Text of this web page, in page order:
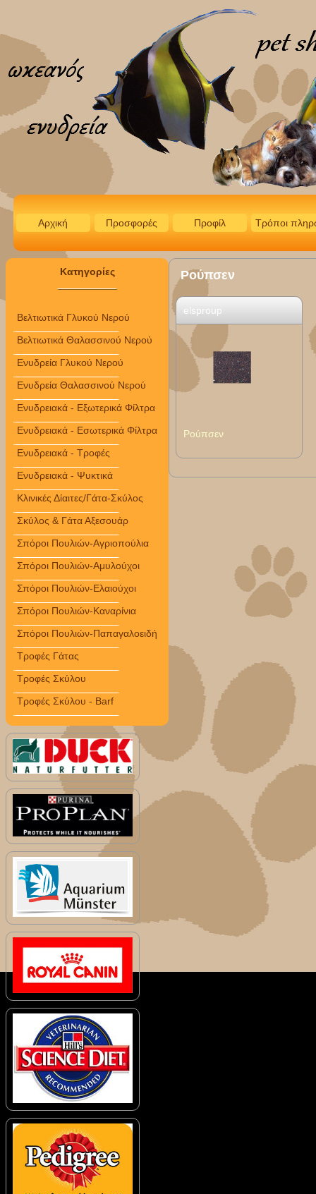
Αρχική Προσφορές Προφίλ Τρόποι
Κατηγορίες
Βελτιωτικά Γλυκού Νερού
Βελτιωτικά Θαλασσινού Νερού
Ενυδρεία Γλυκού Νερού
Ενυδρεία Θαλασσινού Νερού
Ενυδρειακά - Εξωτερικά Φίλτρα
Ενυδρειακά - Εσωτερικά Φίλτρα
Ενυδρειακά - Τροφές
Ενυδρειακά - Ψυκτικά
Κλινικές Δίαιτες/Γάτα-Σκύλος
Σκύλος & Γάτα Αξεσουάρ
Σπόροι Πουλιών-Αγριοπούλια
Σπόροι Πουλιών-Αμυλούχοι
Σπόροι Πουλιών-Ελαιούχοι
Σπόροι Πουλιών-Καναρίνια
Σπόροι Πουλιών-Παπαγαλοειδή
Τροφές Γάτας
Τροφές Σκύλου
Τροφές Σκύλου - Barf
Ρούπσεν
elsproup
Ρούπσεν